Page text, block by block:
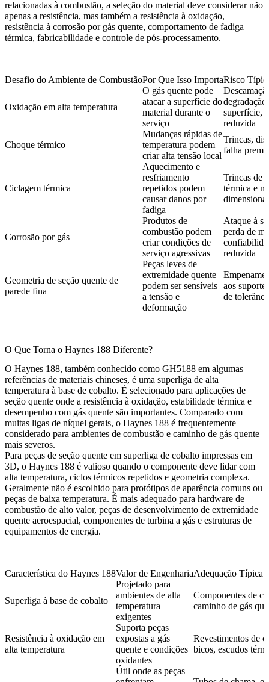
relacionadas à combustão, a seleção do material deve considerar não
apenas a resistência, mas também a resistência à oxidação,
resistência à corrosão por gás quente, comportamento de fadiga
térmica, fabricabilidade e controle de pós-processamento.
Desafio do Ambiente de CombustãoPor Que Isso ImportaRisco
Oxidação em alta temperatura
O gás quente pode
atacar a superfície do
material durante o
serviço
degradação
superfície,
reduzida
Choque térmico
Mudanças rápidas de
temperatura podem
criar alta tensão local
Trincas,
falha
Ciclagem térmica
Aquecimento e
resfriamento
repetidos podem
causar danos por
fadiga
Trincas de
térmica e
dimensional
Corrosão por gás
Produtos de
combustão podem
criar condições de
serviço agressivas
Ataque à
perda de
reduzida
Geometria de seção quente de
parede fina
Peças leves de
extremidade quente
podem ser sensíveis
a tensão e
deformação
aos
de
O Que Torna o Haynes 188 Diferente?
O Haynes 188, também conhecido como GH5188 em algumas
referências de materiais chineses, é uma superliga de alta
temperatura à base de cobalto. É selecionado para aplicações de
seção quente onde a resistência à oxidação, estabilidade térmica e
desempenho com gás quente são importantes. Comparado com
muitas ligas de níquel gerais, o Haynes 188 é frequentemente
considerado para ambientes de combustão e caminho de gás quente
mais severos.
Para peças de seção quente em superliga de cobalto impressas em
3D, o Haynes 188 é valioso quando o componente deve lidar com
alta temperatura, ciclos térmicos repetidos e geometria complexa.
Geralmente não é escolhido para protótipos de aparência comuns ou
peças de baixa temperatura. É mais adequado para hardware de
combustão de alto valor, peças de desenvolvimento de extremidade
quente aeroespacial, componentes de turbina a gás e estruturas de
equipamentos de energia.
Característica do Haynes 188Valor de EngenhariaAdequação Típica
Superliga à base de cobalto
Projetado para
ambientes de alta
temperatura
exigentes
Componentes de
caminho de gás
Resistência à oxidação em
alta temperatura
Suporta peças
expostas a gás
quente e condições
oxidantes
Revestimentos de
bicos, escudos
Útil onde as peças